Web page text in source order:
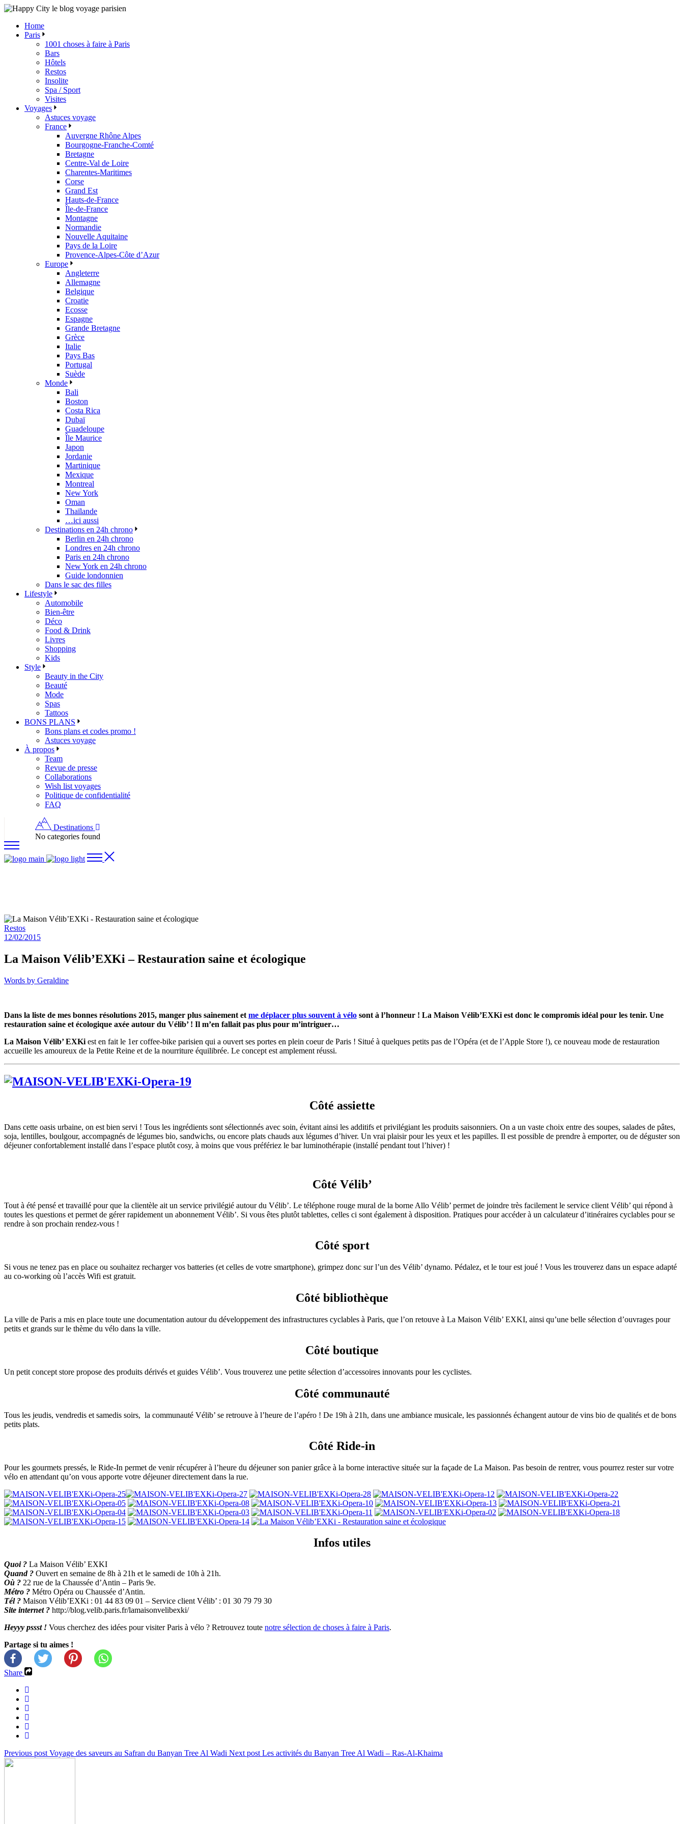
Skip
content
Home
Paris
1001 choses à faire à Paris
Bars
Hôtels
Restos
Insolite
Spa / Sport
Visites
Voyages
Astuces voyage
France
Auvergne Rhône Alpes
Bourgogne-Franche-Comté
Bretagne
Centre-Val de Loire
Charentes-Maritimes
Corse
Grand Est
Hauts-de-France
Île-de-France
Montagne
Normandie
Nouvelle Aquitaine
Pays de la Loire
Provence-Alpes-Côte d’Azur
Europe
Angleterre
Allemagne
Belgique
Croatie
Ecosse
Espagne
Grande Bretagne
Grèce
Italie
Pays Bas
Portugal
Suède
Monde
Bali
Boston
Costa Rica
Dubaï
Guadeloupe
Île Maurice
Japon
Jordanie
Martinique
Mexique
Montreal
New York
Oman
Thaïlande
…ici aussi
Destinations en 24h chrono
Berlin en 24h chrono
Londres en 24h chrono
Paris en 24h chrono
New York en 24h chrono
Guide londonnien
Dans le sac des filles
Lifestyle
Automobile
Bien-être
Déco
Food & Drink
Livres
Shopping
Kids
Style
Beauty in the City
Beauté
Mode
Spas
Tattoos
BONS PLANS
Bons plans et codes promo !
Astuces voyage
À propos
Team
Revue de presse
Collaborations
Wish list voyages
Politique de confidentialité
FAQ
Destinations
No categories found
Restos
12/02/2015
La Maison Vélib’EXKi – Restauration saine et écologique
Words by Geraldine
Dans la liste de mes bonnes résolutions 2015, manger plus sainement et me déplacer plus souvent à vélo sont à l’honneur ! La Maison Vélib’EXKi est donc le compromis idéal pour les tenir. Une
restauration saine et écologique axée autour du Vélib’ ! Il m’en fallait pas plus pour m’intriguer…
La Maison Vélib’ EXKi est en fait le 1er coffee-bike parisien qui a ouvert ses portes en plein coeur de Paris ! Situé à quelques petits pas de l’Opéra (et de l’Apple Store !), ce nouveau mode de restauration
accueille les amoureux de la Petite Reine et de la nourriture équilibrée. Le concept est amplement réussi.
Côté assiette
Dans cette oasis urbaine, on est bien servi ! Tous les ingrédients sont sélectionnés avec soin, évitant ainsi les additifs et privilégiant les produits saisonniers. On a un vaste choix entre des soupes, salades de pâtes,
soja, lentilles, boulgour, accompagnés de légumes bio, sandwichs, ou encore plats chauds aux légumes d’hiver. Un vrai plaisir pour les yeux et les papilles. Il est possible de prendre à emporter, ou de déguster son
déjeuner confortablement installé dans l’espace plutôt cosy, à moins que vous préfériez le bar luminothérapie (installé pendant tout l’hiver) !
Côté Vélib’
Tout à été pensé et travaillé pour que la clientèle ait un service privilégié autour du Vélib’. Le téléphone rouge mural de la borne Allo Vélib’ permet de joindre très facilement le service client Vélib’ qui répond à
toutes les questions et permet de gérer rapidement un abonnement Vélib’. Si vous êtes plutôt tablettes, celles ci sont également à disposition. Pratiques pour accéder à un calculateur d’itinéraires cyclables pour se
rendre à son prochain rendez-vous !
Côté sport
Si vous ne tenez pas en place ou souhaitez recharger vos batteries (et celles de votre smartphone), grimpez donc sur l’un des Vélib’ dynamo. Pédalez, et le tour est joué ! Vous les trouverez dans un espace adapté
au co-working où l’accès Wifi est gratuit.
Côté bibliothèque
La ville de Paris a mis en place toute une documentation autour du développement des infrastructures cyclables à Paris, que l’on retouve à La Maison Vélib’ EXKI, ainsi qu’une belle sélection d’ouvrages pour
petits et grands sur le thème du vélo dans la ville.
Côté boutique
Un petit concept store propose des produits dérivés et guides Vélib’. Vous trouverez une petite sélection d’accessoires innovants pour les cyclistes.
Côté communauté
Tous les jeudis, vendredis et samedis soirs, la communauté Vélib’ se retrouve à l’heure de l’apéro ! De 19h à 21h, dans une ambiance musicale, les passionnés échangent autour de vins bio de qualités et de bons
petits plats.
Côté Ride-in
Pour les gourmets pressés, le Ride-In permet de venir récupérer à l’heure du déjeuner son panier grâce à la borne interactive située sur la façade de La Maison. Pas besoin de rentrer, vous pourrez rester sur votre
vélo en attendant qu’on vous apporte votre déjeuner directement dans la rue.
Infos utiles
Quoi ? La Maison Vélib’ EXKI
Quand ? Ouvert en semaine de 8h à 21h et le samedi de 10h à 21h.
Où ? 22 rue de la Chaussée d’Antin – Paris 9e.
Métro ? Métro Opéra ou Chaussée d’Antin.
Tél ? Maison Vélib’EXKi : 01 44 83 09 01 – Service client Vélib’ : 01 30 79 79 30
Site internet ? http://blog.velib.paris.fr/lamaisonvelibexki/
Heyyy pssst ! Vous cherchez des idées pour visiter Paris à vélo ? Retrouvez toute notre sélection de choses à faire à Paris.
Partage si tu aimes !
Share
Previous post Voyage des saveurs au Safran du Banyan Tree Al Wadi Next post Les activités du Banyan Tree Al Wadi – Ras-Al-Khaima